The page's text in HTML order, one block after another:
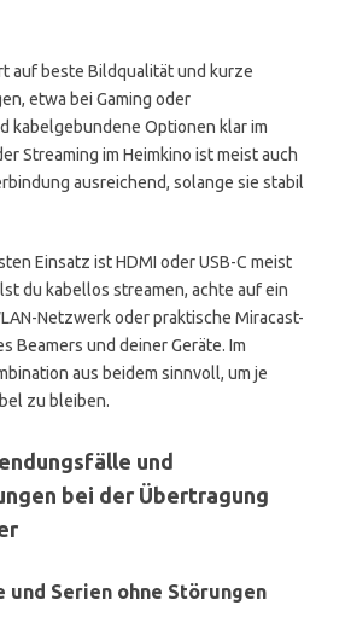
auf beste Bildqualität und kurze
etwa bei Gaming oder
kabelgebundene Optionen klar im
Streaming im Heimkino ist meist auch
ausreichend, solange sie stabil
Einsatz ist HDMI oder USB-C meist
du kabellos streamen, achte auf ein
Netzwerk oder praktische Miracast-
Beamers und deiner Geräte. Im
aus beidem sinnvoll, um je
zu bleiben.
und
bei der Übertragung
und Serien ohne Störungen